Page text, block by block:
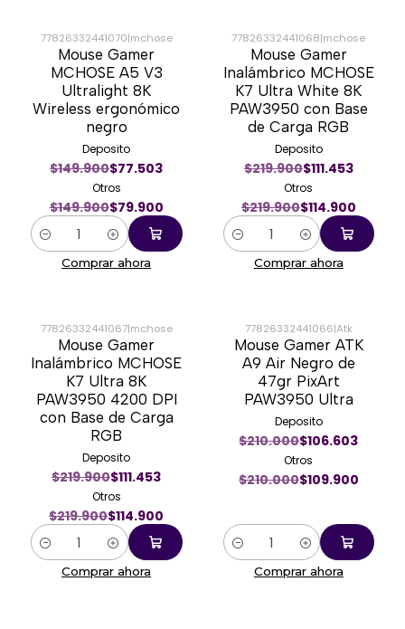
-47%
77826332441070|mchose
Mouse Gamer
MCHOSE A5 V3
Ultralight 8K
Wireless ergonómico
negro
Deposito
$149.900$77.503
Otros
$149.900$79.900
Cantidad
Comprar ahora
-48%
77826332441068|mchose
Mouse Gamer
Inalámbrico MCHOSE
K7 Ultra White 8K
PAW3950 con Base
de Carga RGB
Deposito
$219.900$111.453
Otros
$219.900$114.900
Cantidad
Comprar ahora
-48%
77826332441067|mchose
Mouse Gamer
Inalámbrico MCHOSE
K7 Ultra 8K
PAW3950 4200 DPI
con Base de Carga
RGB
Deposito
$219.900$111.453
Otros
$219.900$114.900
Cantidad
Comprar ahora
-48%
77826332441066|Atk
Mouse Gamer ATK
A9 Air Negro de
47gr PixArt
PAW3950 Ultra
Deposito
$210.000$106.603
Otros
$210.000$109.900
Cantidad
Comprar ahora